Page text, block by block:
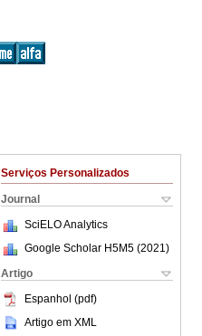
Serviços Personalizados
Journal
SciELO Analytics
Google Scholar H5M5 (2021 )
Artigo
Espanhol (pdf)
Artigo em XML